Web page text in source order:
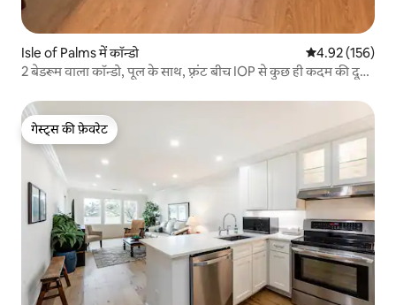
Isle of Palms में कॉन्डो औसत रेटिंग 5 में से
4.92 (156)
2 बेडरूम वाला कॉन्डो, पूल के साथ, फ़्रंट बीच IOP से कुछ ही कदम की दूरी
गेस्ट्स की फ़ेवरेट
गेस्ट्स की फ़ेवरेट